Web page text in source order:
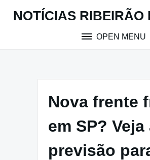
NOTÍCIAS RIBEIRÃO
OPEN MENU
Nova frente
em SP? Veja
previsão